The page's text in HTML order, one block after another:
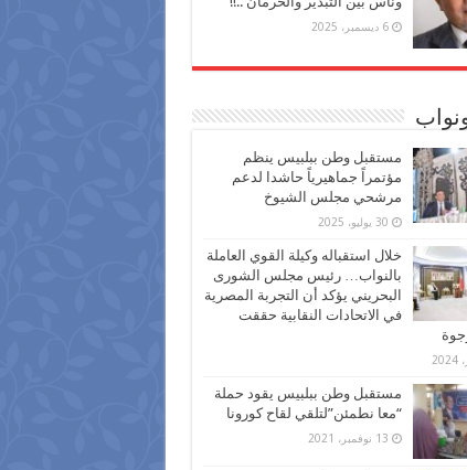
6 ديسمبر، 2025
مستقبل وطن ببلبيس ينظم
مؤتمراً جماهيرياً حاشدا لدعم
مرشحي مجلس الشيوخ
30 يوليو، 2025
خلال استقباله وكيلة القوي العاملة
بالنواب… رئيس مجلس الشورى
البحريني يؤكد أن التجربة المصرية
في الاتحادات النقابية حققت
مستقبل وطن ببلبيس يقود حملة
“معا نطمئن”لتلقي لقاح كورونا
13 نوفمبر، 2021